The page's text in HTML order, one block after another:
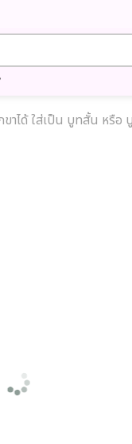
ได้ ใส่เป็น บูทสั้น หรือ